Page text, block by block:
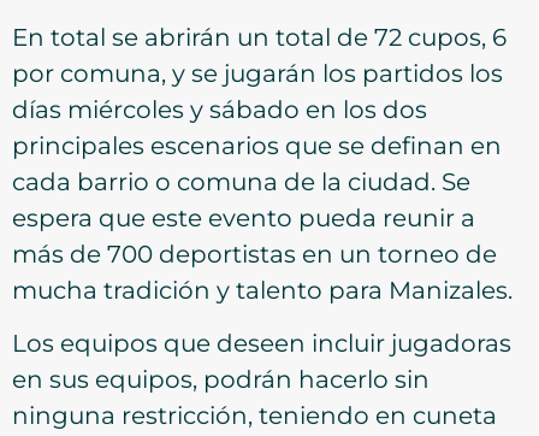
En total se abrirán un total de 72 cupos, 6
por comuna, y se jugarán los partidos los
días miércoles y sábado en los dos
principales escenarios que se definan en
cada barrio o comuna de la ciudad. Se
espera que este evento pueda reunir a
más de 700 deportistas en un torneo de
mucha tradición y talento para Manizales.
Los equipos que deseen incluir jugadoras
en sus equipos, podrán hacerlo sin
ninguna restricción, teniendo en cuneta